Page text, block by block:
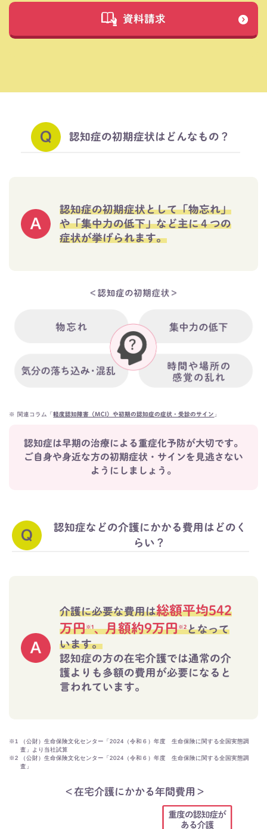
資料請求
認知症の初期症状はどんなもの？
認知症の初期症状として「物忘れ」
や「集中力の低下」など主に４つの
症状が挙げられます。
※ 関連コラム「軽度認知障害（MCI）や初期の認知症の症状・受診のサイン 」
認知症は早期の治療による重症化予防が大切です。
ご自身や身近な方の初期症状・サインを見逃さない
ようにしましょう。
認知症などの介護にかかる費用はどのく
らい？
介護に必要な費用は総額平均542
万円※1、月額約9万円※2となって
います。
認知症の方の在宅介護では通常の介
護よりも多額の費用が必要になると
言われています。
※1 （公財）生命保険文化センター「2024（令和６）年度 生命保険に関する全国実態調
査」より当社試算
※2 （公財）生命保険文化センター「2024（令和６）年度 生命保険に関する全国実態調
査」